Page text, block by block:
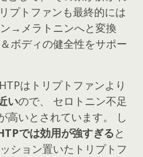
プトファンも最終的には
→メラトニンへと変換
ボディの健全性をサポー
はトリプトファンより
いので、 セロトニン不足
高いとされています。
し
では効用が強すぎると
ション置いたトリプトフ